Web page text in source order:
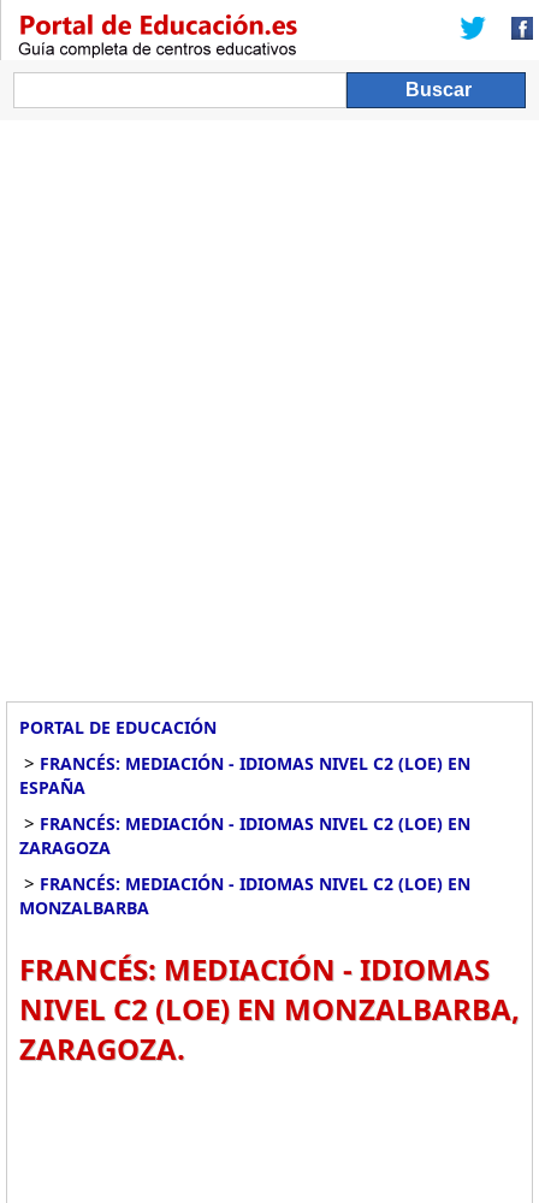
PORTAL DE EDUCACIÓN
> FRANCÉS: MEDIACIÓN - IDIOMAS NIVEL C2 (LOE) EN
ESPAÑA
> FRANCÉS: MEDIACIÓN - IDIOMAS NIVEL C2 (LOE) EN
ZARAGOZA
> FRANCÉS: MEDIACIÓN - IDIOMAS NIVEL C2 (LOE) EN
MONZALBARBA
FRANCÉS: MEDIACIÓN - IDIOMAS
NIVEL C2 (LOE) EN MONZALBARBA,
ZARAGOZA.